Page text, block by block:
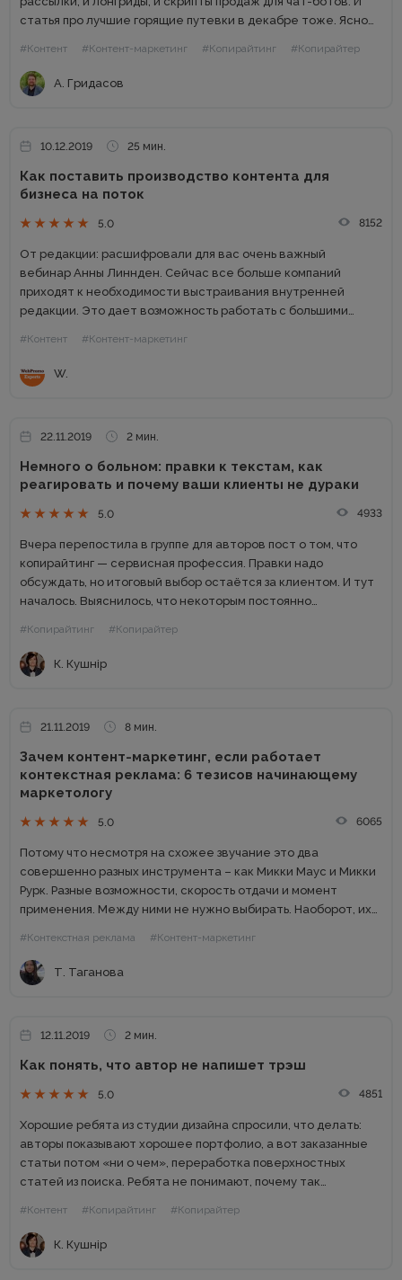
статья про лучшие горящие путевки в декабре тоже. Ясно
инструмента неотделимы...
#Контент #Контент-маркетинг #Копирайтинг #Копирайтер
А. Гридасов
10.12.2019 25 мин.
Как поставить производство контента для
бизнеса на поток
5.0 8152
От редакции: расшифровали для вас очень важный
вебинар Анны Линнден. Сейчас все больше компаний
приходят к необходимости выстраивания внутренней
редакции. Это дает возможность работать с большими
таким образом продвигать свой бренд. Для того, чтобы
начать работу с...
#Контент #Контент-маркетинг
W.
22.11.2019 2 мин.
Немного о больном: правки к текстам, как
реагировать и почему ваши клиенты не дураки
5.0 4933
Вчера перепостила в группе для авторов пост о том, что
копирайтинг — сервисная профессия. Правки надо
обсуждать, но итоговый выбор остаётся за клиентом. И тут
началось. Выяснилось, что некоторым постоянно
неграмотные, и аудиторию...
#Копирайтинг #Копирайтер
К. Кушнір
21.11.2019 8 мин.
Зачем контент-маркетинг, если работает
контекстная реклама: 6 тезисов начинающему
маркетологу
5.0 6065
Потому что несмотря на схожее звучание это два
совершенно разных инструмента – как Микки Маус и Микки
Рурк. Разные возможности, скорость отдачи и момент
применения. Между ними не нужно выбирать. Наоборот, их
#Контекстная реклама #Контент-маркетинг
Т. Таганова
12.11.2019 2 мин.
Как понять, что автор не напишет трэш
5.0 4851
Хорошие ребята из студии дизайна спросили, что делать:
авторы показывают хорошее портфолио, а вот заказанные
статьи потом «ни о чем», переработка поверхностных
статей из поиска. Ребята не понимают, почему так
#Контент #Копирайтинг #Копирайтер
К. Кушнір